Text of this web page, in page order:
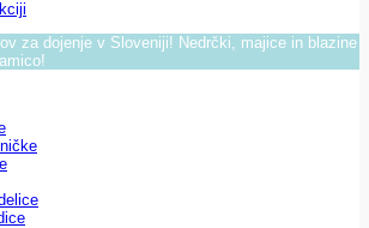
za dojenje v Sloveniji! Nedrčki, majice in blazine